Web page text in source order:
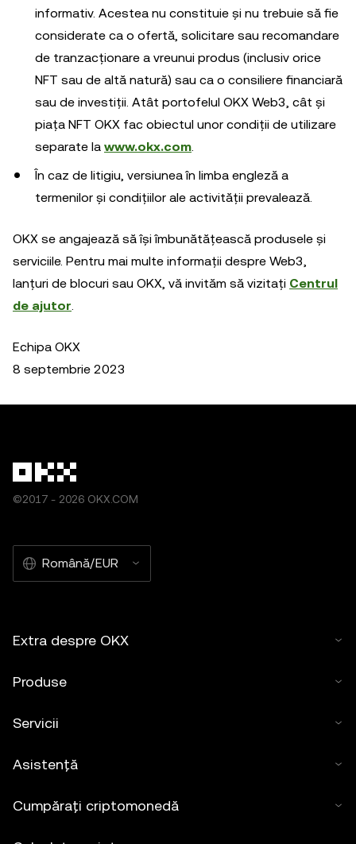
informativ. Acestea nu constituie și nu trebuie să fie
considerate ca o ofertă, solicitare sau recomandare
de tranzacționare a vreunui produs (inclusiv orice
NFT sau de altă natură) sau ca o consiliere financiară
sau de investiții. Atât portofelul OKX Web3, cât și
piața NFT OKX fac obiectul unor condiții de utilizare
separate la www.okx.com.
În caz de litigiu, versiunea în limba engleză a
termenilor și condițiilor ale activității prevalează.
OKX se angajează să își îmbunătățească produsele și
serviciile. Pentru mai multe informații despre Web3,
lanțuri de blocuri sau OKX, vă invităm să vizitați Centrul
de ajutor.
Echipa OKX
8 septembrie 2023
©2017 - 2026 OKX.COM
Română/EUR
Extra despre OKX
Produse
Servicii
Asistență
Cumpărați criptomonedă